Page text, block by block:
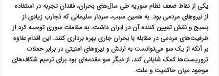
یکی از نقاط ضعف نظام سوریه طی سال‌های بحران، فقدان تجربه در استفاده
از نیروهای مردمی بود. به همین سبب، سردار سلیمانی که تجارب زیادی از
بسیج و نقش تعیین کننده آن در ایران داشت، به مقامات سوری توصیه کرد از
ظرفیت‌های مردمی در مقابله با بحران جاری بهره برداری کنند. این اقدام علاوه
بر آنکه از یک سو می‌توانست به ارتش و نیروهای امنیتی در برابر حملات
تروریست‌ها کمک شایانی کند، از دیگر سو مقدمه‌ای بود برای ترمیم شکاف‌های
موجود میان حاکمیت و ملت.